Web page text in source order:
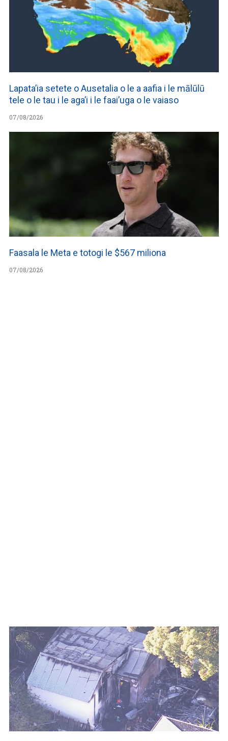
Lapata’ia setete o Ausetalia o le a aafia i le mālūlū
tele o le tau i le aga’i i le faai’uga o le vaiaso
07/08/2026
Faasala le Meta e totogi le $567 miliona
07/08/2026